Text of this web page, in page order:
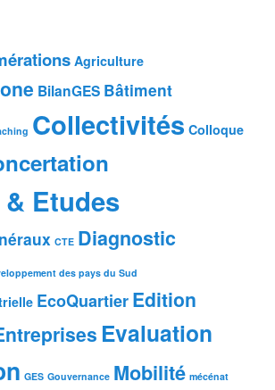
Agriculture
BilanGES Bâtiment
Collectivités Colloque
Etudes
CTE Diagnostic
des pays du Sud
EcoQuartierEdition
Evaluation
GES Gouvernance Mobilité mécénat